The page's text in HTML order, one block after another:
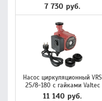
7 730 руб.
Насос циркуляционный VRS
25/8-180 с гайками Valtec
11 140 руб.